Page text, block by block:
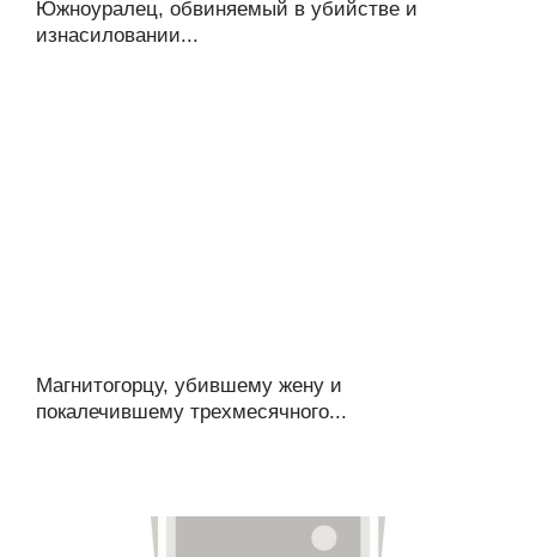
Южноуралец, обвиняемый в убийстве и
изнасиловании...
Магнитогорцу, убившему жену и
покалечившему трехмесячного...